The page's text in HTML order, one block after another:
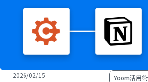
2026/02/15 Yoom活用術